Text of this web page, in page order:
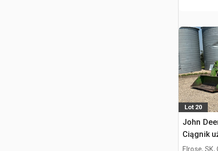
Lot 20
John
Ciągnik
Elrose, SK,